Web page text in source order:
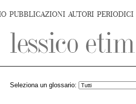
PUBBLICAZIONI AUTORI PERIODICI
Seleziona un glossario: